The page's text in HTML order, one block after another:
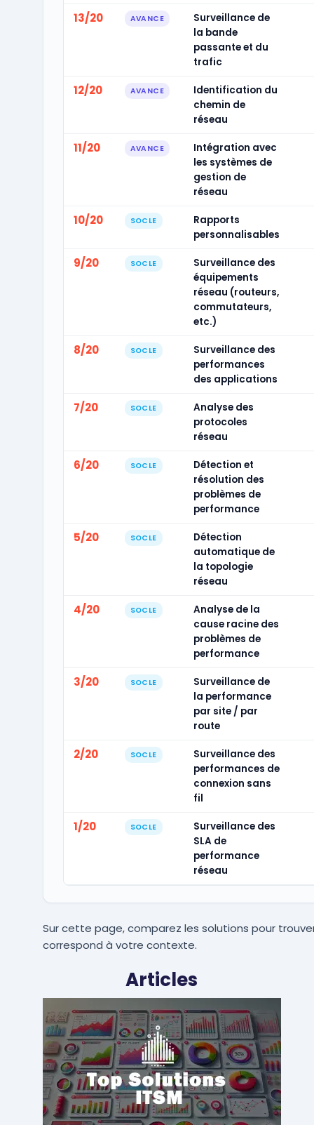
13/20 AVANCE
Surveillance de
la bande
passante et du
trafic
12/20 AVANCE
Identification du
chemin de
réseau
11/20 AVANCE
Intégration avec
les systèmes de
gestion de
réseau
10/20 SOCLE
Rapports
personnalisables
9/20 SOCLE
Surveillance des
équipements
réseau (routeurs,
commutateurs,
etc.)
8/20 SOCLE
Surveillance des
performances
des applications
7/20 SOCLE
Analyse des
protocoles
réseau
6/20 SOCLE
Détection et
résolution des
problèmes de
performance
5/20 SOCLE
Détection
automatique de
la topologie
réseau
4/20 SOCLE
Analyse de la
cause racine des
problèmes de
performance
3/20 SOCLE
Surveillance de
la performance
par site / par
route
2/20 SOCLE
Surveillance des
performances de
connexion sans
fil
1/20 SOCLE
Surveillance des
SLA de
performance
réseau
Sur cette page, comparez les solutions pour
correspond à votre contexte.
Articles